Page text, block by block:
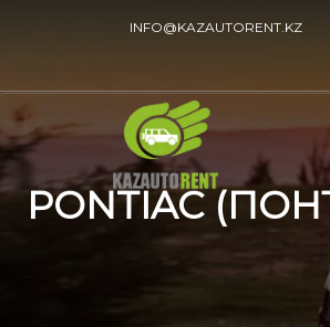
INFO@KAZAUTORENT.KZ
PONTIAC